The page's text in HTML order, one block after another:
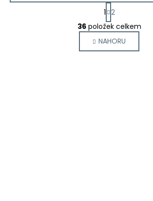
O
v
l
á
S
t
r
á
n
k
1 2
36položek celkem
NAHORU